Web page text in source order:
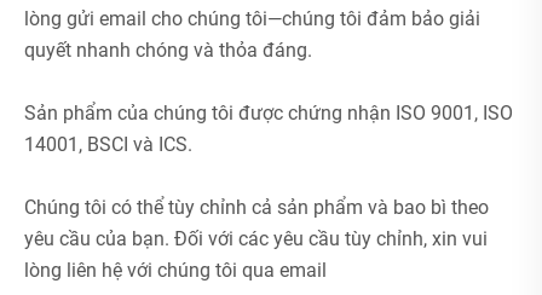
lòng gửi email cho chúng tôi—chúng tôi đảm bảo giải
quyết nhanh chóng và thỏa đáng.
Sản phẩm của chúng tôi được chứng nhận ISO 9001, ISO
14001, BSCI và ICS.
Chúng tôi có thể tùy chỉnh cả sản phẩm và bao bì theo
yêu cầu của bạn. Đối với các yêu cầu tùy chỉnh, xin vui
lòng liên hệ với chúng tôi qua email